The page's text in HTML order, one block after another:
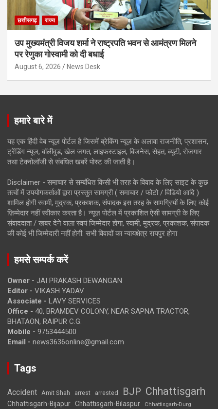
छत्तीसगढ़ राज्य
उप मुख्यमंत्री विजय शर्मा ने राष्ट्रपति भवन से आमंत्रण मिलने
पर रेणुका गोस्वामी को दी बधाई
August 6, 2026 News Desk
हमारे बारे में
यह एक हिंदी वेब न्यूज़ पोर्टल है जिसमें ब्रेकिंग न्यूज़ के अलावा राजनीति, प्रशासन,
ट्रेंडिंग न्यूज, बॉलीवुड, खेल जगत, लाइफस्टाइल, बिजनेस, सेहत, ब्यूटी, रोजगार
तथा टेक्नोलॉजी से संबंधित खबरें पोस्ट की जाती है।
Disclaimer - समाचार से सम्बंधित किसी भी तरह के विवाद के लिए साइट के कुछ
तत्वों में उपयोगकर्ताओं द्वारा प्रस्तुत सामग्री ( समाचार / फोटो / विडियो आदि )
शामिल होगी स्वामी, मुद्रक, प्रकाशक, संपादक इस तरह के सामग्रियों के लिए कोई
ज़िम्मेदार नहीं स्वीकार करता है। न्यूज़ पोर्टल में प्रकाशित ऐसी सामग्री के लिए
संवाददाता / खबर देने वाला स्वयं जिम्मेदार होगा, स्वामी, मुद्रक, प्रकाशक, संपादक
की कोई भी जिम्मेदारी नहीं होगी. सभी विवादों का न्यायक्षेत्र रायपुर होगा
हमसे सम्पर्क करें
Owner - JAI PRAKASH DEWANGAN
Editor - VIKASH YADAV
Associate - LAVY SERVICES
Office - 40, BRAMDEV COLONY, NEAR SAPNA TRACTOR,
BHATAON, RAIPUR C.G.
Mobile - 9753444500
Email - news3636online@gmail.com
Tags
Accident Amit Shah arrest arrested BJP Chhattisgarh
Chhattisgarh-Bijapur Chhattisgarh-Bilaspur Chhattisgarh-Durg